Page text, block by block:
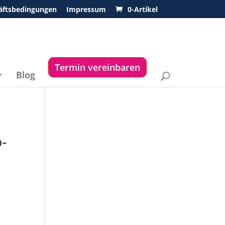
Impressum 0-Artikel
Blog
Termin vereinbaren